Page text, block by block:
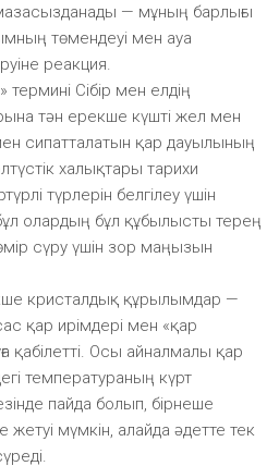
— мұның барлығы
төмендеуі мен ауа
реакция.
термині Сібір мен елдің
тән ерекше күшті жел мен
сипатталатын қар дауылының
халықтары тарихи
түрлерін белгілеу үшін
олардың бұл құбылысты терең
сүру үшін зор маңызын
кристалдық құрылымдар —
қар ирімдері мен «қар
қабілетті. Осы айналмалы қар
температураның күрт
пайда болып, бірнеше
жетуі мүмкін, алайда әдетте тек